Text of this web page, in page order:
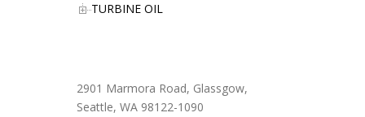
TURBINE OIL
2901 Marmora Road, Glassgow,
Seattle, WA 98122-1090